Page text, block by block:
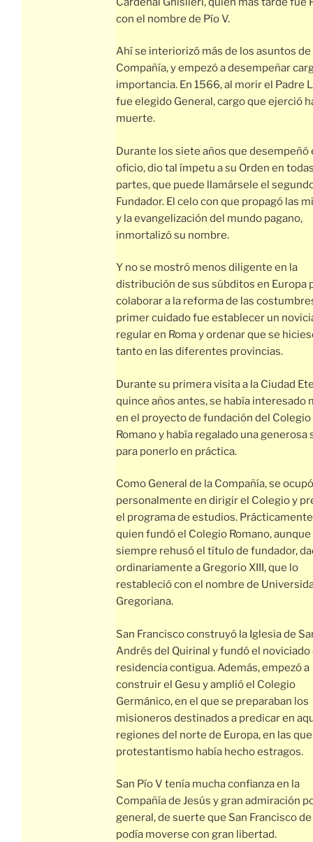
con el nombre de Pío V.
Ahí se interiorizó más de los asuntos de
Compañía, y empezó a desempeñar
importancia. En 1566, al morir el Padre
fue elegido General, cargo que ejerció
muerte.
Durante los siete años que desempeñó
oficio, dio tal ímpetu a su Orden en
partes, que puede llamársele el
Fundador. El celo con que propagó las
y la evangelización del mundo pagano,
inmortalizó su nombre.
Y no se mostró menos diligente en la
distribución de sus súbditos en Europa
colaborar a la reforma de las
primer cuidado fue establecer un
regular en Roma y ordenar que se
tanto en las diferentes provincias.
Durante su primera visita a la Ciudad
quince años antes, se había interesado
en el proyecto de fundación del Colegio
Romano y había regalado una generosa
para ponerlo en práctica.
Como General de la Compañía, se ocupó
personalmente en dirigir el Colegio y
el programa de estudios.
quien fundó el Colegio Romano, aunque
siempre rehusó el título de fundador,
ordinariamente a Gregorio XIII, que lo
restableció con el nombre de
Gregoriana.
San Francisco construyó la Iglesia de
Andrés del Quirinal y fundó el noviciado
residencia contigua. Además, empezó a
construir el Gesu y amplió el Colegio
Germánico, en el que se preparaban los
misioneros destinados a predicar en
regiones del norte de Europa, en las
protestantismo había hecho estragos.
San Pío V tenía mucha confianza en la
Compañía de Jesús y gran admiración
general, de suerte que San Francisco
podía moverse con gran libertad.